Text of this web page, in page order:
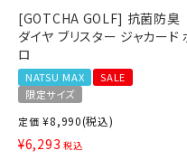
[GOTCHA GOLF] 抗菌防臭
ダイヤ ブリスター ジャカード
ロ
NATSU MAX
SALE
限定サイズ
定価 ¥8,990(税込)
¥6,293 税込